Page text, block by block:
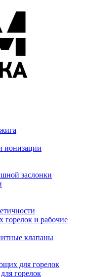
ионизации
заслонки
горелок и рабочие
клапаны
для горелок
горелок